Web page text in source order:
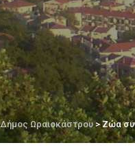
Δήμος Ωραιοκάστρου> Ζώα